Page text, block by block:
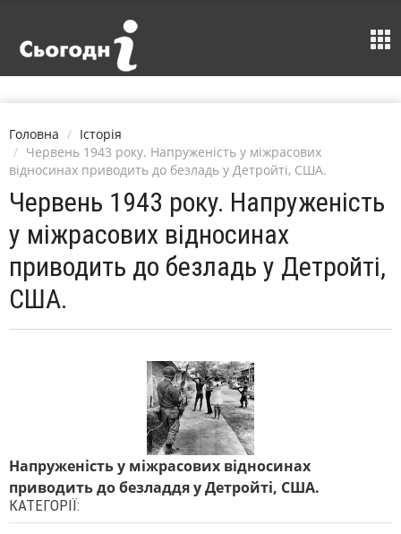
Головна
Історія
Червень 1943 року. Напруженість у міжрасових
відносинах приводить до безладь у Детройті, США.
Червень 1943 року. Напруженість
у міжрасових відносинах
приводить до безладь у Детройті,
США.
Напруженість у міжрасових відносинах
приводить до безладдя у Детройті, США.
КАТЕГОРІЇ: